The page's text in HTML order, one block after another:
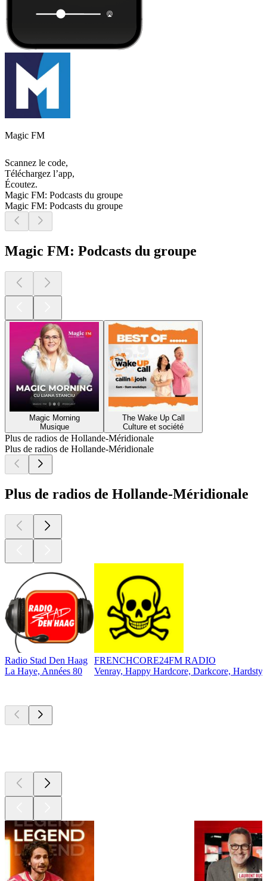
Magic FM
Scannez le code,
Téléchargez l’app,
Écoutez.
Magic FM: Podcasts du groupe
Magic FM: Podcasts du groupe
Magic FM: Podcasts du groupe
Magic Morning
Musique
The Wake Up Call
Culture et société
Plus de radios de Hollande-Méridionale
Plus de radios de Hollande-Méridionale
Plus de radios de Hollande-Méridionale
Radio Stad Den Haag
La Haye, Années 80
FRENCHCORE24FM RADIO
Venray, Happy Hardcore, Darkcore,